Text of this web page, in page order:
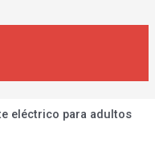
eléctrico para adultos